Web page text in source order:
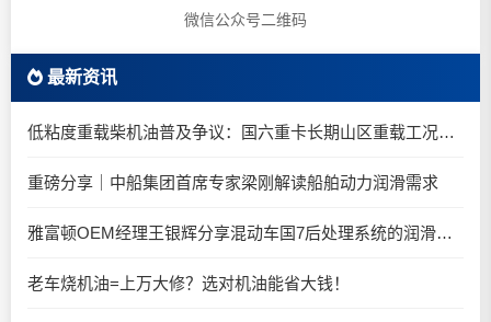
微信公众号二维码
最新资讯
低粘度重载柴机油普及争议：国六重卡长期山区重载工况是否适合0W-20柴油机油？
重磅分享｜中船集团首席专家梁刚解读船舶动力润滑需求
雅富顿OEM经理王银辉分享混动车国7后处理系统的润滑油要求
老车烧机油=上万大修？选对机油能省大钱！